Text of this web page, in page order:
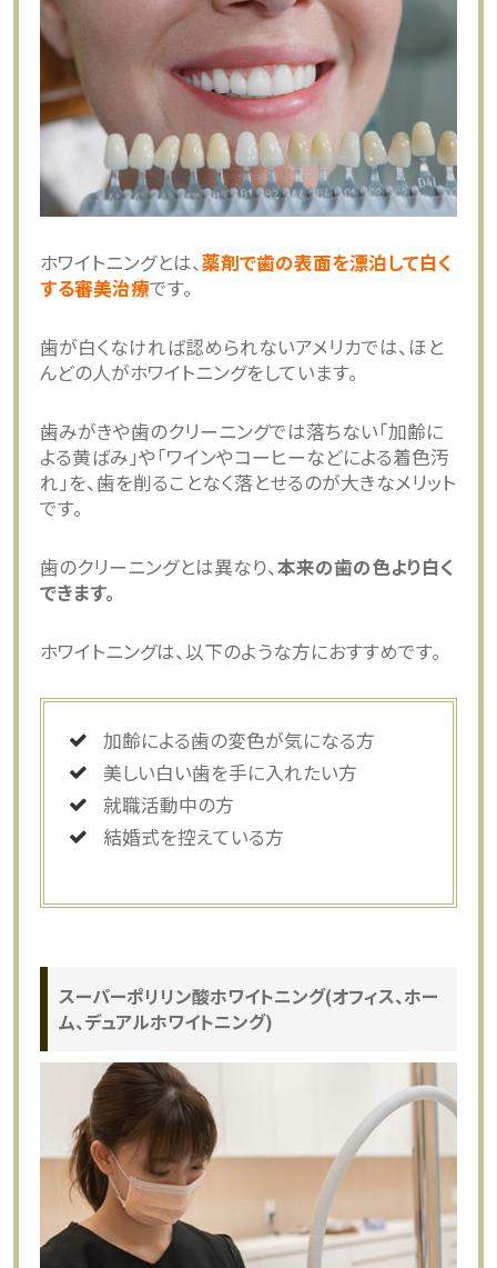
ホワイトニングとは、薬剤で歯の表面を漂泊して白く
する審美治療です。
歯が白くなければ認められないアメリカでは、ほと
んどの人がホワイトニングをしています。
歯みがきや歯のクリーニングでは落ちない「加齢に
よる黄ばみ」や「ワインやコーヒーなどによる着色汚
れ」を、歯を削ることなく落とせるのが大きなメリット
です。
歯のクリーニングとは異なり、本来の歯の色より白く
できます。
ホワイトニングは、以下のような方におすすめです。
加齢による歯の変色が気になる方
美しい白い歯を手に入れたい方
就職活動中の方
結婚式を控えている方
スーパーポリリン酸ホワイトニング(オフィス、ホー
ム、デュアルホワイトニング)